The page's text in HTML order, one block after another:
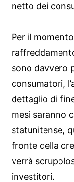
netto dei
Per il
sono davvero
consumatori,
dettaglio di
mesi saranno
statunitense,
fronte della
verrà
investitori.